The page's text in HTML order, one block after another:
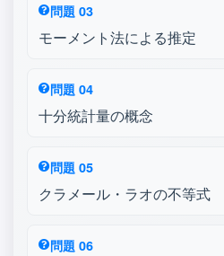
問題 03
モーメント法による推定
問題 04
十分統計量の概念
問題 05
クラメール・ラオの不等式
問題 06